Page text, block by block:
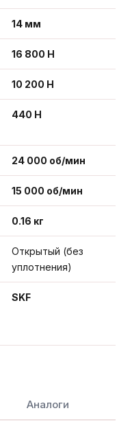
14 мм
16 800 Н
10 200 Н
440 Н
24 000 об/мин
15 000 об/мин
0.16 кг
Открытый (без
уплотнения)
SKF
Аналоги